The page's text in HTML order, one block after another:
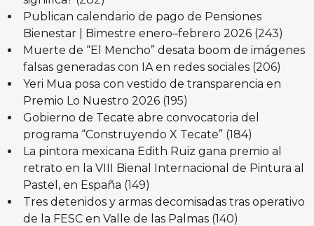
Publican calendario de pago de Pensiones
Bienestar | Bimestre enero–febrero 2026 (243)
Muerte de “El Mencho” desata boom de imágenes
falsas generadas con IA en redes sociales (206)
Yeri Mua posa con vestido de transparencia en
Premio Lo Nuestro 2026 (195)
Gobierno de Tecate abre convocatoria del
programa “Construyendo X Tecate” (184)
La pintora mexicana Edith Ruiz gana premio al
retrato en la VIII Bienal Internacional de Pintura al
Pastel, en España (149)
Tres detenidos y armas decomisadas tras operativo
de la FESC en Valle de las Palmas (140)